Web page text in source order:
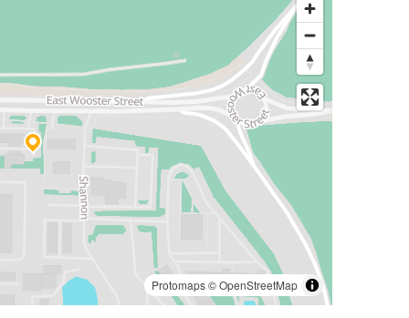
Protomaps©OpenStreetMap